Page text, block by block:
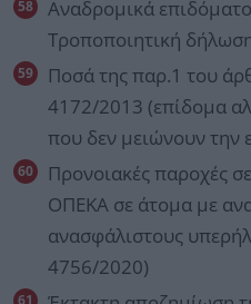
Αναδρομικά
Τροποποιητική
Ποσά της παρ.1 του
4172/2013 (επίδομα
που δεν μειώνουν την
Προνοιακές παροχές
ΟΠΕΚΑ σε άτομα με
ανασφάλιστους
4756/2020)